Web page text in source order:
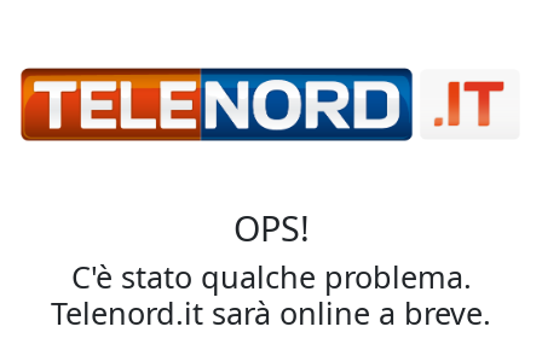
OPS!
C'è stato qualche problema.
Telenord.it sarà online a breve.